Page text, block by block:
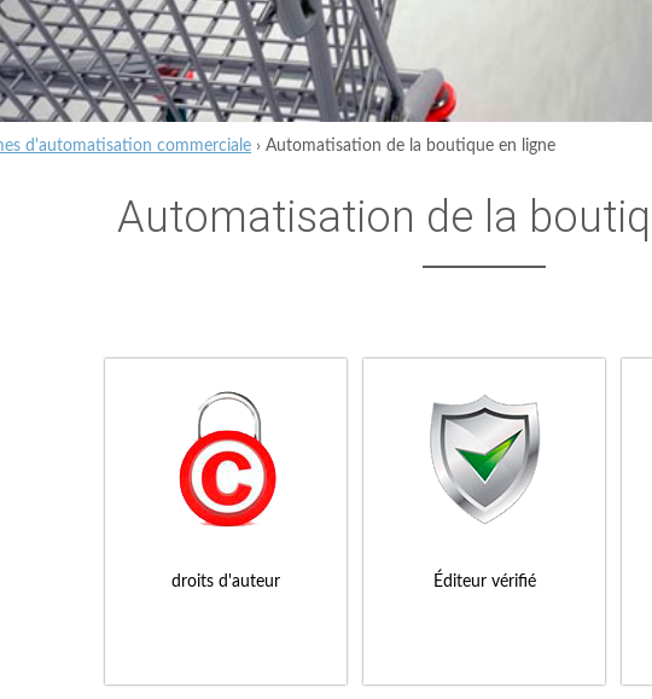
d'automatisation commerciale › Automatisation de la boutique en ligne
Automatisation de la
droits d'auteur Éditeur vérifié